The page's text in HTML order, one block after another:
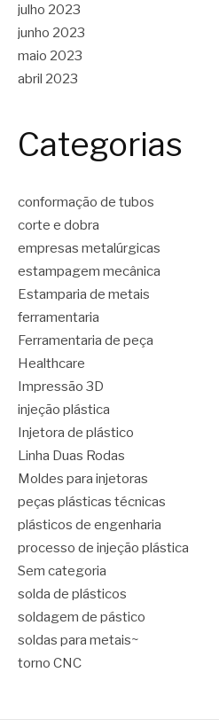
julho 2023
junho 2023
maio 2023
abril 2023
Categorias
conformação de tubos
corte e dobra
empresas metalúrgicas
estampagem mecânica
Estamparia de metais
ferramentaria
Ferramentaria de peça
Healthcare
Impressão 3D
injeção plástica
Injetora de plástico
Linha Duas Rodas
Moldes para injetoras
peças plásticas técnicas
plásticos de engenharia
processo de injeção plástica
Sem categoria
solda de plásticos
soldagem de pástico
soldas para metais~
torno CNC